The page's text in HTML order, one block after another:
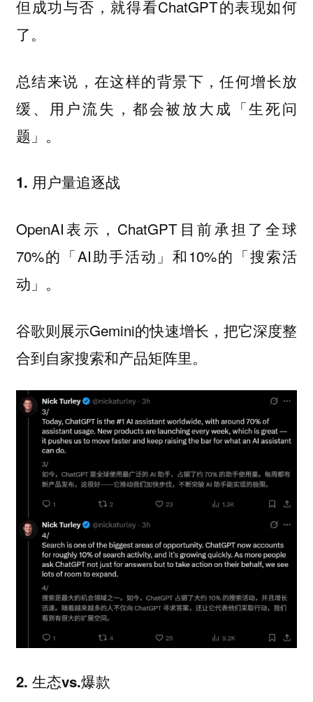
但成功与否，就得看ChatGPT的表现如何
了。
总结来说，在这样的背景下，任何增长放
缓、用户流失，都会被放大成「生死问
题」 。
1. 用户量追逐战
OpenAI表示，ChatGPT目前承担了全球
70%的「AI助手活动」和10%的「搜索活
动」。
谷歌则展示Gemini的快速增长，把它深度整
合到自家搜索和产品矩阵里。
2. 生态vs.爆款